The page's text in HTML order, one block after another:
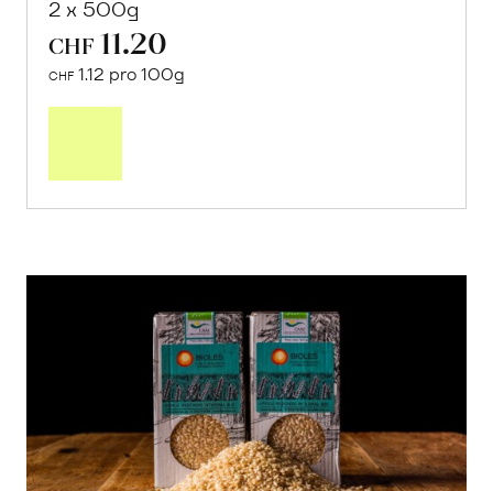
2 x 500g
CHF 11.20
CHF 1.12 pro 100g